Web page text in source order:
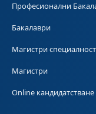
Професионални
Бакалаври
Магистри
Магистри
Online кандидатстване